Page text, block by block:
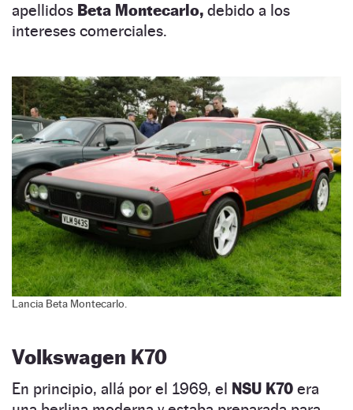
apellidos Beta Montecarlo, debido a los
intereses comerciales.
Lancia Beta Montecarlo.
Volkswagen K70
En principio, allá por el 1969, el NSU K70 era